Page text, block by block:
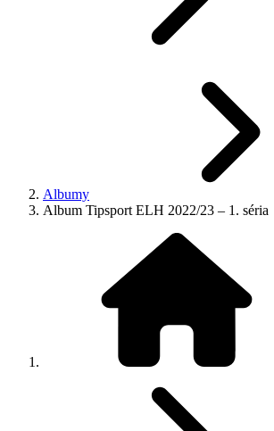
Albumy
Album Tipsport ELH 2022/23 – 1. séria